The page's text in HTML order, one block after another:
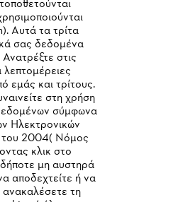
Αυτά τα τρίτα
σας δεδομένα
στις
εμάς και τρίτους.
στη χρήση
σύμφωνα
Ηλεκτρονικών
του 2004( Νόμος
κλικ στο
μη αυστηρά
αποδεχτείτε ή να
τη